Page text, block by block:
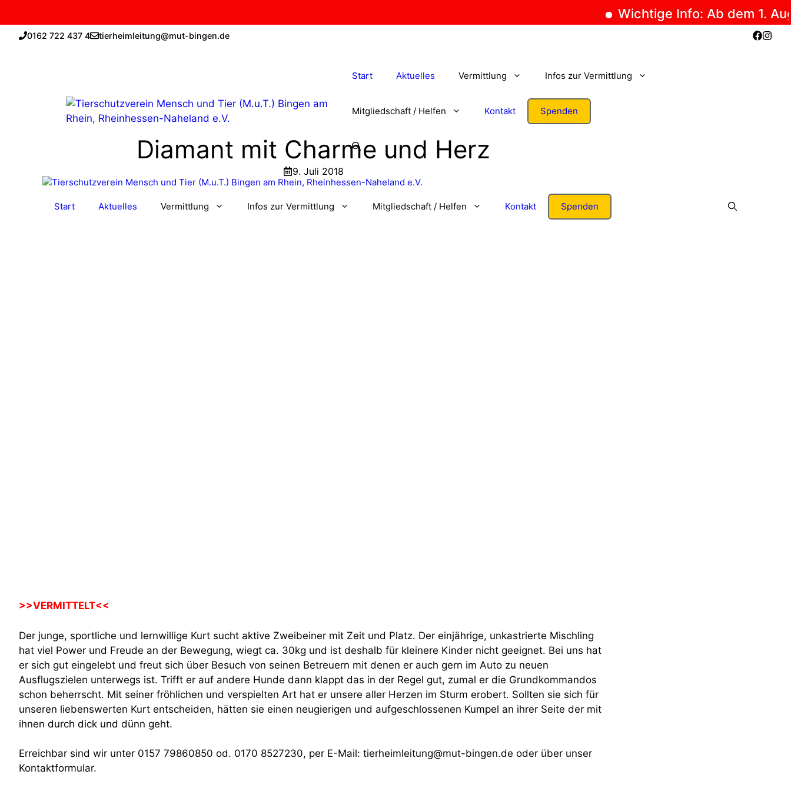
Wichtige Info: Ab dem 1.
0162 722 437 4 tierheimleitung@mut-bingen.de
Start Aktuelles Vermittlung Infos zur Vermittlung
Mitgliedschaft / Helfen Kontakt Spenden
Start Aktuelles Vermittlung Infos zur Vermittlung Mitgliedschaft / Helfen Kontakt Spenden
Diamant mit Charme und Herz
9. Juli 2018
>>VERMITTELT<<
Der junge, sportliche und lernwillige Kurt sucht aktive Zweibeiner mit Zeit und Platz. Der einjährige, unkastrierte Mischling
hat viel Power und Freude an der Bewegung, wiegt ca. 30kg und ist deshalb für kleinere Kinder nicht geeignet. Bei uns hat
er sich gut eingelebt und freut sich über Besuch von seinen Betreuern mit denen er auch gern im Auto zu neuen
Ausflugszielen unterwegs ist. Trifft er auf andere Hunde dann klappt das in der Regel gut, zumal er die Grundkommandos
schon beherrscht. Mit seiner fröhlichen und verspielten Art hat er unsere aller Herzen im Sturm erobert. Sollten sie sich für
unseren liebenswerten Kurt entscheiden, hätten sie einen neugierigen und aufgeschlossenen Kumpel an ihrer Seite der mit
ihnen durch dick und dünn geht.
Erreichbar sind wir unter 0157 79860850 od. 0170 8527230, per E-Mail: tierheimleitung@mut-bingen.de oder über unser
Kontaktformular.